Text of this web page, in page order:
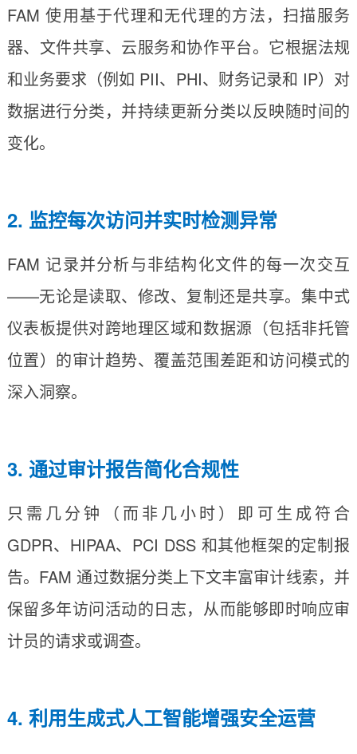
FAM 使用基于代理和无代理的方法，扫描服务
器、文件共享、云服务和协作平台。它根据法规
和业务要求（例如 PII、PHI、财务记录和 IP）对
数据进行分类，并持续更新分类以反映随时间的
变化。
2. 监控每次访问并实时检测异常
FAM 记录并分析与非结构化文件的每一次交互
——无论是读取、修改、复制还是共享。集中式
仪表板提供对跨地理区域和数据源（包括非托管
位置）的审计趋势、覆盖范围差距和访问模式的
深入洞察。
3. 通过审计报告简化合规性
只需几分钟（而非几小时）即可生成符合
GDPR、HIPAA、PCI DSS 和其他框架的定制报
告。FAM 通过数据分类上下文丰富审计线索，并
保留多年访问活动的日志，从而能够即时响应审
计员的请求或调查。
4. 利用生成式人工智能增强安全运营